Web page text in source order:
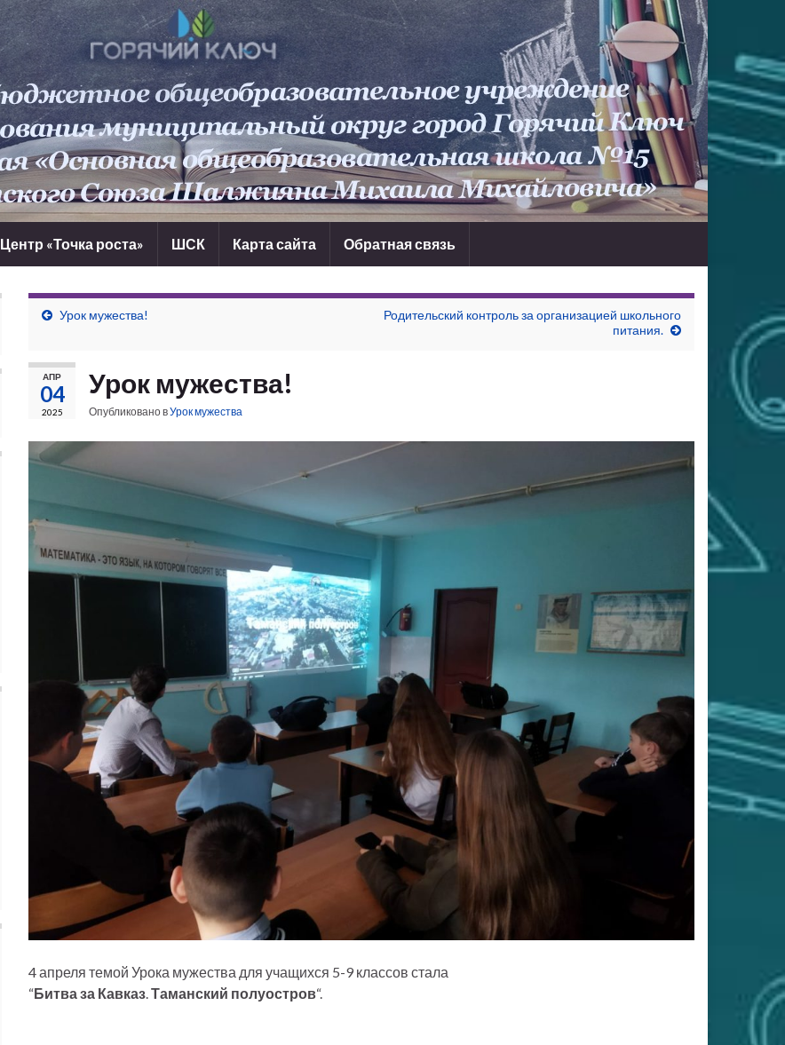
Центр «Точка роста» ШСК Карта сайта Обратная связь
Урок мужества!
Родительский контроль за организацией школьного
питания.
АПР
04
2025
Урок мужества!
Опубликовано вУрок мужества
4 апреля темой Урока мужества для учащихся 5-9 классов стала
“Битваза Кавказ.Таманский полуостров“.